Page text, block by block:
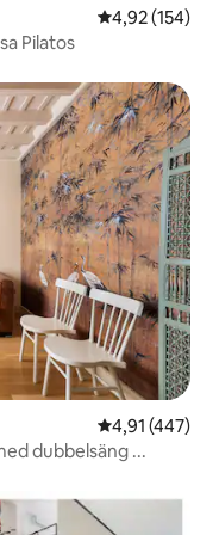
4,92 av 5 i
4,92 (154)
Pilatos
4,91 av 5 i
4,91 (447)
dubbelsäng ...